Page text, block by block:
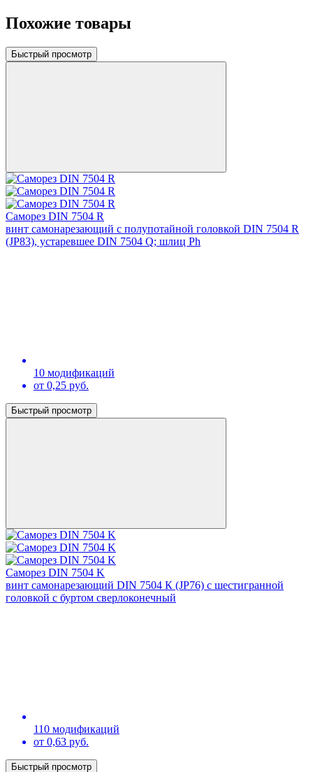
Похожие товары
Быстрый просмотр
Саморез DIN 7504 R
винт самонарезающий с полупотайной головкой DIN 7504 R
(JP83), устаревшее DIN 7504 Q; шлиц Ph
10 модификаций
от 0,25 руб.
Быстрый просмотр
Саморез DIN 7504 K
винт самонарезающий DIN 7504 К (JP76) с шестигранной
головкой с буртом сверлоконечный
110 модификаций
от 0,63 руб.
Быстрый просмотр